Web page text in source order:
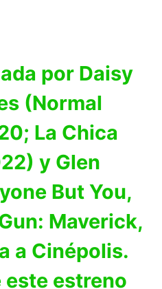
por Daisy
(Normal
La Chica
y Glen
But You,
Maverick,
a Cinépolis.
estreno